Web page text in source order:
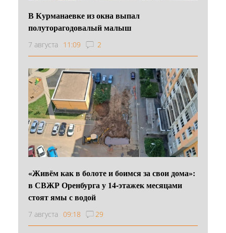
В Курманаевке из окна выпал
полуторагодовалый малыш
7 августа 11:09 2
«Живём как в болоте и боимся за свои дома»:
в СВЖР Оренбурга у 14-этажек месяцами
стоят ямы с водой
7 августа 09:18 29